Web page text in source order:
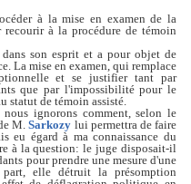
à la mise en examen de la
à la procédure de témoin
son esprit et a pour objet de
La mise en examen, qui remplace
et se justifier tant par
que par l'impossibilité pour le
statut de témoin assisté.
ignorons comment, selon le
M. Sarkozy lui permettra de faire
eu égard à ma connaissance du
à la question: le juge disposait-il
pour prendre une mesure d'une
elle détruit la présomption